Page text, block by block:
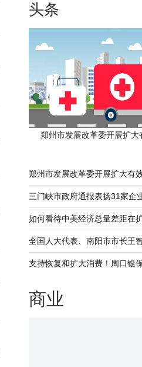
头条
郑州市发展改革委开展扩大
郑州市发展改革委开展扩大有
三门峡市政府通报表扬31家企
如何看待中美经济总量差距在
全国人大代表、南阳市市长王
支持恢复和扩大消费！周口银
商业